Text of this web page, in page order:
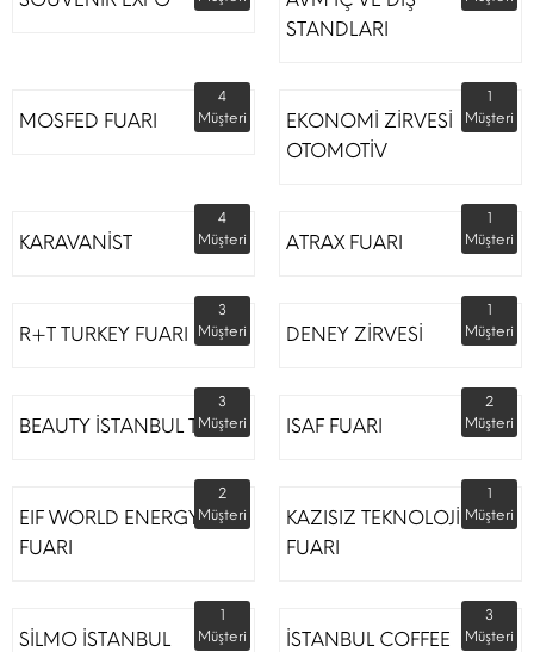
STANDLARI
MOSFED FUARI
4
Müşteri
EKONOMİ ZİRVESİ
OTOMOTİV
1
Müşteri
KARAVANİST
4
Müşteri
ATRAX FUARI
1
Müşteri
R+T TURKEY FUARI
3
Müşteri
DENEY ZİRVESİ
1
Müşteri
BEAUTY İSTANBUL TÜYAP
3
Müşteri
ISAF FUARI
2
Müşteri
EIF WORLD ENERGY
FUARI
2
Müşteri
KAZISIZ TEKNOLOJİLER
FUARI
1
Müşteri
SİLMO İSTANBUL
1
Müşteri
İSTANBUL COFFEE
3
Müşteri